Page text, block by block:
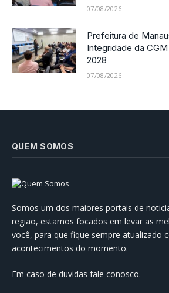
07/08/2026
Prefeitura de
Integridade da
2028
07/08/2026
QUEM SOMOS
Somos um dos maiores portais de
região, estamos focados em levar as
você, para que fique sempre atualizado
acontecimentos do momento.
Em caso de duvidas fale conosco.